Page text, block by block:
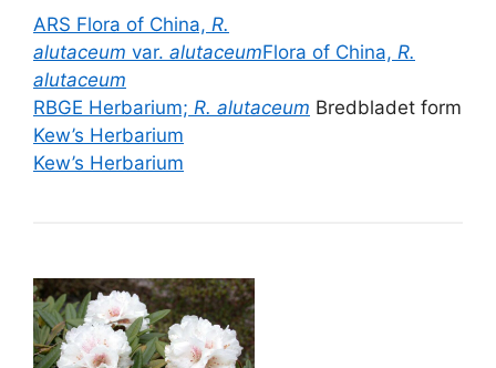
ARS Flora of China, R.
alutaceum var. alutaceumFlora of China, R.
alutaceum
RBGE Herbarium; R. alutaceum Bredbladet form
Kew’s Herbarium
Kew’s Herbarium